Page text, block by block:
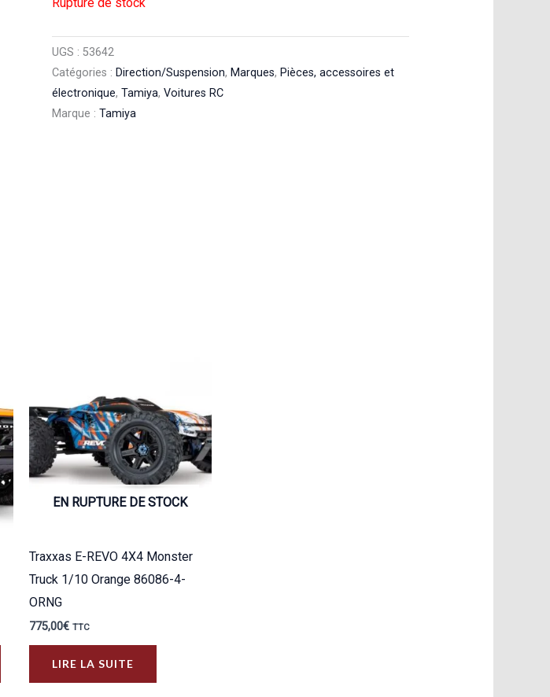
UGS :53642
Catégories : Direction/Suspension, Marques, Pièces, accessoires et
électronique,Tamiya,Voitures RC
Marque :Tamiya
EN RUPTURE DE STOCK
Traxxas E-REVO 4X4 Monster
Truck 1/10 Orange 86086-4-
ORNG
775,00€ TTC
LIRE LA SUITE